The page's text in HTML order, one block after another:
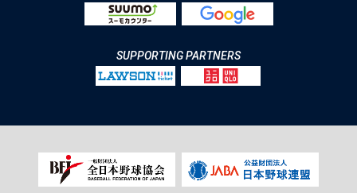
SUPPORTING PARTNERS